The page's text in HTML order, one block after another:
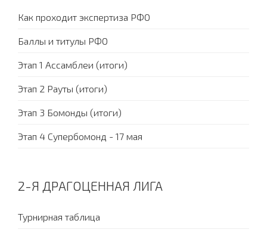
Как проходит экспертиза РФО
Баллы и титулы РФО
Этап 1 Ассамблеи (итоги)
Этап 2 Рауты (итоги)
Этап 3 Бомонды (итоги)
Этап 4 Супербомонд - 17 мая
2-Я ДРАГОЦЕННАЯ ЛИГА
Турнирная таблица